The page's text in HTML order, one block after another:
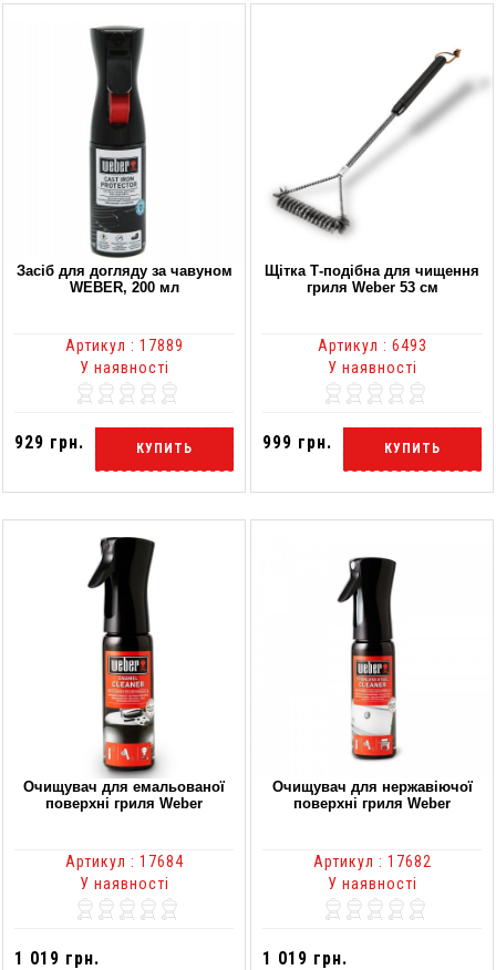
Засіб для догляду за чавуном
WEBER, 200 мл
Артикул : 17889
У наявності
929 грн. КУПИТЬ
Щітка Т-подібна для чищення
гриля Weber 53 см
Артикул : 6493
У наявності
999 грн. КУПИТЬ
Очищувач для емальованої
поверхні гриля Weber
Артикул : 17684
У наявності
1 019 грн.
Очищувач для нержавіючої
поверхні гриля Weber
Артикул : 17682
У наявності
1 019 грн.